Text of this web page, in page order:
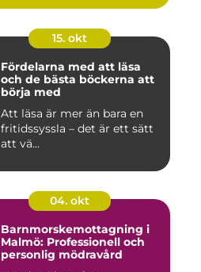
15. okt
Fördelarna med att läsa
och de bästa böckerna att
börja med
Att läsa är mer än bara en
fritidssyssla – det är ett sätt
att vä...
04. okt
Barnmorskemottagning i
Malmö: Professionell och
personlig mödravård